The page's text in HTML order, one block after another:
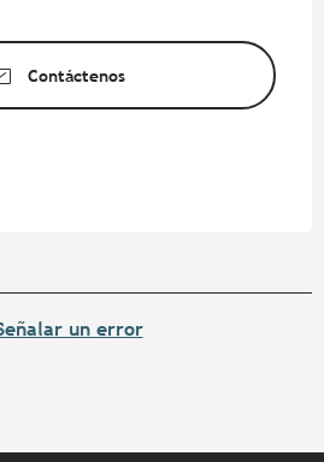
Contáctenos
un error